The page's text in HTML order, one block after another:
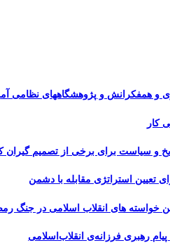
و همفکرانش و پژوهشگاههای نظامی
کار
و سیاست برای برخی از تصمیم گیران
تعیین استراتژی مقابله با دشمن
خواسته های انقلاب اسلامی در جنگ
رهبری فرزانه‌ی انقلاب‌اسلامی